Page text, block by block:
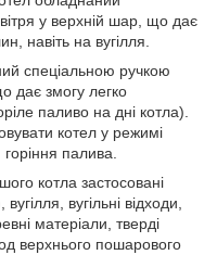
у верхній шар, що дає
навіть на вугілля.
спеціальною ручкою
дає змогу легко
паливо на дні котла).
котел у режимі
палива.
котла застосовані
вугільні відходи,
матеріали, тверді
верхнього пошарового